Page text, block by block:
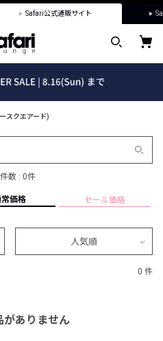
Safari公式通販サイト
スクエアード)
数 : 0件
価格 セール価格
人気順
0 件
がありません